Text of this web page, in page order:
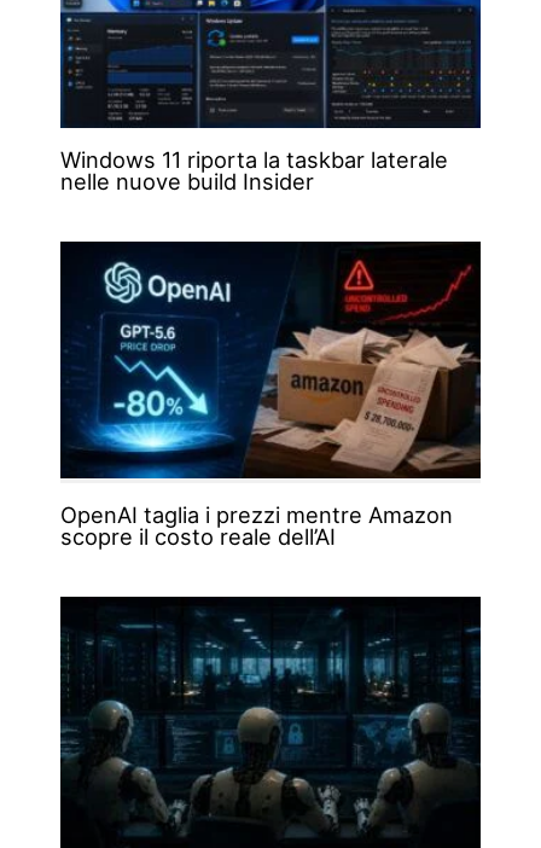
Windows 11 riporta la taskbar laterale
nelle nuove build Insider
OpenAI taglia i prezzi mentre Amazon
scopre il costo reale dell’AI